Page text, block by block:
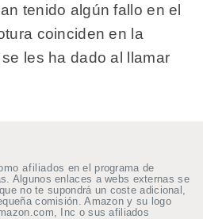
tenido algún fallo en el
coinciden en la
les ha dado al llamar
afiliados en el programa de
Algunos enlaces a webs externas se
no te supondrá un coste adicional,
comisión. Amazon y su logo
Inc o sus afiliados